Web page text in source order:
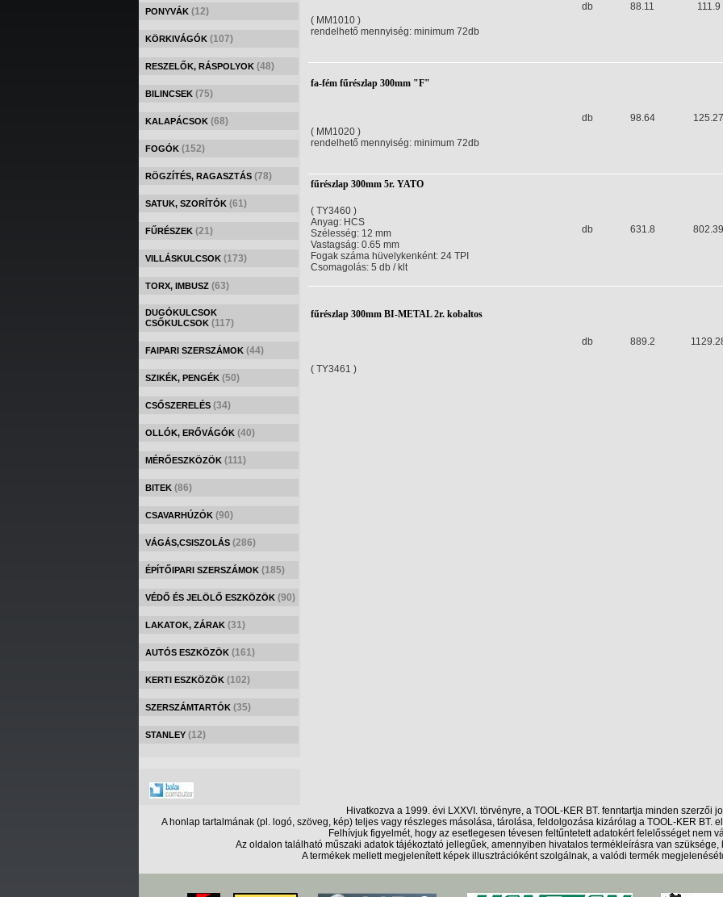
PONYVÁK (12)
KÖRKIVÁGÓK (107)
RESZELŐK, RÁSPOLYOK (48)
BILINCSEK (75)
KALAPÁCSOK (68)
FOGÓK (152)
RÖGZÍTÉS, RAGASZTÁS (78)
SATUK, SZORÍTÓK (61)
FŰRÉSZEK (21)
VILLÁSKULCSOK (173)
TORX, IMBUSZ (63)
DUGÓKULCSOK
CSŐKULCSOK (117)
FAIPARI SZERSZÁMOK (44)
SZIKÉK, PENGÉK (50)
CSŐSZERELÉS (34)
OLLÓK, ERŐVÁGÓK (40)
MÉRŐESZKÖZÖK (111)
BITEK (86)
CSAVARHÚZÓK (90)
VÁGÁS,CSISZOLÁS (286)
ÉPÍTŐIPARI SZERSZÁMOK (185)
VÉDŐ ÉS JELÖLŐ ESZKÖZÖK (90)
LAKATOK, ZÁRAK (31)
AUTÓS ESZKÖZÖK (161)
KERTI ESZKÖZÖK (102)
SZERSZÁMTARTÓK (35)
STANLEY (12)
db 88.11
111.9
( MM1010 )
rendelhető mennyiség: minimum 72db
fa-fém fűrészlap 300mm "F"
db 98.64
125.27
( MM1020 )
rendelhető mennyiség: minimum 72db
fűrészlap 300mm 5r. YATO
db 631.8 802.39
( TY3460 )
Anyag: HCS
Szélesség: 12 mm
Vastagság: 0.65 mm
Fogak száma hüvelykenként: 24 TPI
Csomagolás: 5 db / klt
fűrészlap 300mm BI-METAL 2r. kobaltos
db 889.2
( TY3461 )
Hivatkozva a 1999. évi LXXVI. törvényre, a TOOL-KER BT. fenntartja minden szerzői
A honlap tartalmának (pl. logó, szöveg, kép) teljes vagy részleges másolása, tárolása, feldolgozása kizárólag a TOOL-KER BT.
Felhívjuk figyelmét, hogy az esetlegesen tévesen feltűntetett adatokért felelősséget nem
Az oldalon található műszaki adatok tájékoztató jellegűek, amennyiben hivatalos termékleírásra van
A termékek mellett megjelenített képek illusztrációként szolgálnak, a valódi termék